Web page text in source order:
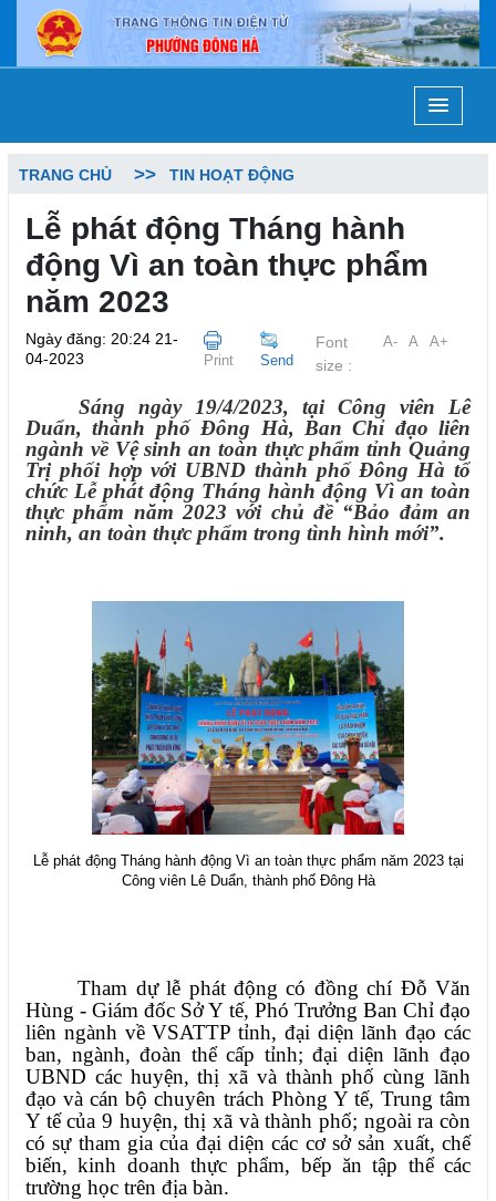
TRANG CHỦ TIN HOẠT ĐỘNG
Lễ phát động Tháng hành
động Vì an toàn thực phẩm
năm 2023
Ngày đăng: 20:24 21-
04-2023
Print Send
Font
size :
A- A A+
Sáng ngày 19/4/2023, tại Công viên Lê
Duẩn, thành phố Đông Hà, Ban Chỉ đạo liên
ngành về Vệ sinh an toàn thực phẩm tỉnh Quảng
Trị phối hợp với UBND thành phố Đông Hà tổ
chức Lễ phát động Tháng hành động Vì an toàn
thực phẩm năm 2023 với chủ đề “Bảo đảm an
ninh, an toàn thực phẩm trong tình hình mới”.
Lễ phát động Tháng hành động Vì an toàn thực phẩm năm 2023 tại
Công viên Lê Duẩn, thành phố Đông Hà
Tham dự lễ phát động có đồng chí Đỗ Văn
Hùng - Giám đốc Sở Y tế, Phó Trưởng Ban Chỉ đạo
liên ngành về VSATTP tỉnh, đại diện lãnh đạo các
ban, ngành, đoàn thể cấp tỉnh; đại diện lãnh đạo
UBND các huyện, thị xã và thành phố cùng lãnh
đạo và cán bộ chuyên trách Phòng Y tế, Trung tâm
Y tế của 9 huyện, thị xã và thành phố; ngoài ra còn
có sự tham gia của đại diện các cơ sở sản xuất, chế
biến, kinh doanh thực phẩm, bếp ăn tập thể các
trường học trên địa bàn.